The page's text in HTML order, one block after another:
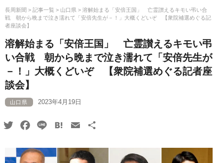
長周新聞 > 記事一覧 > 山口県 > 溶解始まる「安倍王国」 亡霊讃えるキモい弔い合
戦 朝から晩まで泣き濡れて「安倍先生が－！」大概くどいぞ 【衆院補選めぐる記
者座談会】
溶解始まる「安倍王国」 亡霊讃えるキモい弔
い合戦 朝から晩まで泣き濡れて「安倍先生が
－！」大概くどいぞ 【衆院補選めぐる記者座
談会】
山口県 2023年4月19日
TwitterFacebook
Line HatenaEmail